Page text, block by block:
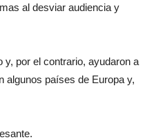
al desviar audiencia y
por el contrario, ayudaron a
algunos países de Europa y,